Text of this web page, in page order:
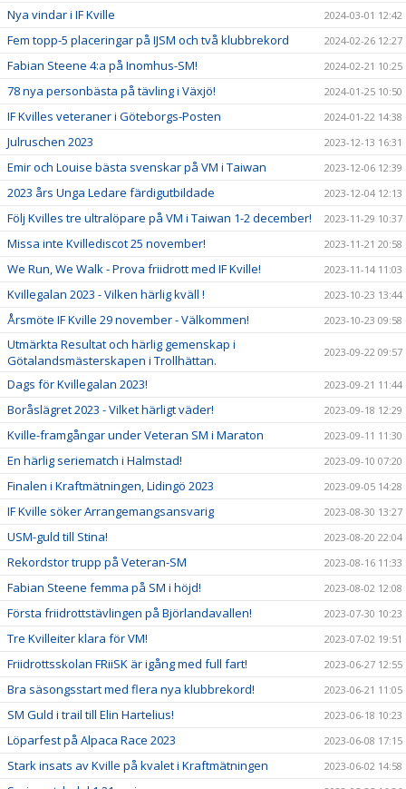
Nya vindar i IF Kville 2024-03-01 12:42
Fem topp-5 placeringar på IJSM och två klubbrekord 2024-02-26 12:27
Fabian Steene 4:a på Inomhus-SM! 2024-02-21 10:25
78 nya personbästa på tävling i Växjö! 2024-01-25 10:50
IF Kvilles veteraner i Göteborgs-Posten 2024-01-22 14:38
Julruschen 2023 2023-12-13 16:31
Emir och Louise bästa svenskar på VM i Taiwan 2023-12-06 12:39
2023 års Unga Ledare färdigutbildade 2023-12-04 12:13
Följ Kvilles tre ultralöpare på VM i Taiwan 1-2 december! 2023-11-29 10:37
Missa inte Kvillediscot 25 november! 2023-11-21 20:58
We Run, We Walk - Prova friidrott med IF Kville! 2023-11-14 11:03
Kvillegalan 2023 - Vilken härlig kväll ! 2023-10-23 13:44
Årsmöte IF Kville 29 november - Välkommen! 2023-10-23 09:58
Utmärkta Resultat och härlig gemenskap i
Götalandsmästerskapen i Trollhättan.
2023-09-22 09:57
Dags för Kvillegalan 2023! 2023-09-21 11:44
Boråslägret 2023 - Vilket härligt väder! 2023-09-18 12:29
Kville-framgångar under Veteran SM i Maraton 2023-09-11 11:30
En härlig seriematch i Halmstad! 2023-09-10 07:20
Finalen i Kraftmätningen, Lidingö 2023 2023-09-05 14:28
IF Kville söker Arrangemangsansvarig 2023-08-30 13:27
USM-guld till Stina! 2023-08-20 22:04
Rekordstor trupp på Veteran-SM 2023-08-16 11:33
Fabian Steene femma på SM i höjd! 2023-08-02 12:08
Första friidrottstävlingen på Björlandavallen! 2023-07-30 10:23
Tre Kvilleiter klara för VM! 2023-07-02 19:51
Friidrottsskolan FRiiSK är igång med full fart! 2023-06-27 12:55
Bra säsongsstart med flera nya klubbrekord! 2023-06-21 11:05
SM Guld i trail till Elin Hartelius! 2023-06-18 10:23
Löparfest på Alpaca Race 2023 2023-06-08 17:15
Stark insats av Kville på kvalet i Kraftmätningen 2023-06-02 14:58